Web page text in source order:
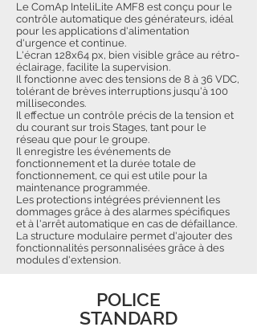
Le ComAp InteliLite AMF8 est conçu pour le
contrôle automatique des générateurs, idéal
pour les applications d'alimentation
d'urgence et continue.
L'écran 128x64 px, bien visible grâce au rétro-
éclairage, facilite la supervision.
Il fonctionne avec des tensions de 8 à 36 VDC,
tolérant de brèves interruptions jusqu'à 100
millisecondes.
Il effectue un contrôle précis de la tension et
du courant sur trois Stages, tant pour le
réseau que pour le groupe.
Il enregistre les événements de
fonctionnement et la durée totale de
fonctionnement, ce qui est utile pour la
maintenance programmée.
Les protections intégrées préviennent les
dommages grâce à des alarmes spécifiques
et à l'arrêt automatique en cas de défaillance.
La structure modulaire permet d'ajouter des
fonctionnalités personnalisées grâce à des
modules d'extension.
POLICE
STANDARD